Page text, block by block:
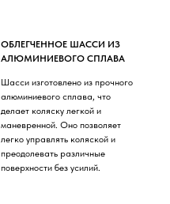
Шасси изготовлено из прочного
алюминиевого сплава, что
делает коляску легкой и
маневренной. Оно позволяет
легко управлять коляской и
преодолевать различные
поверхности без усилий.
ОБЛЕГЧЕННОЕ ШАССИ ИЗ
АЛЮМИНИЕВОГО СПЛАВА